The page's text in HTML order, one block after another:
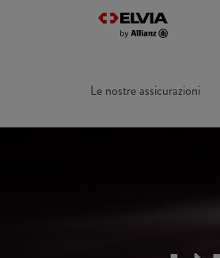
Le nostre assicurazioni